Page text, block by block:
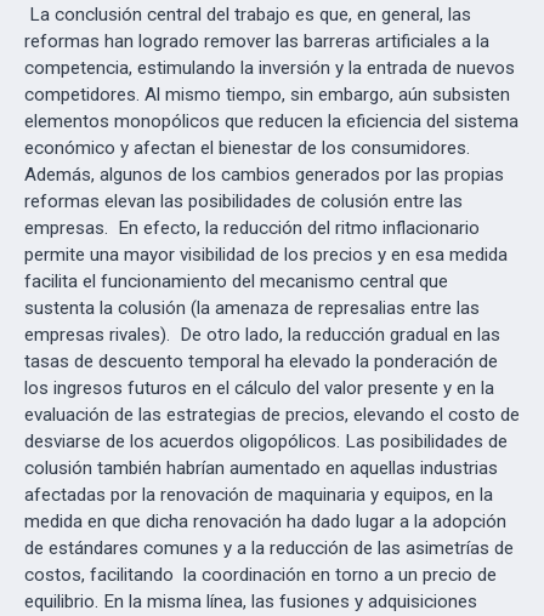
La conclusión central del trabajo es que, en general, las
reformas han logrado remover las barreras artificiales a la
competencia, estimulando la inversión y la entrada de nuevos
competidores. Al mismo tiempo, sin embargo, aún subsisten
elementos monopólicos que reducen la eficiencia del sistema
económico y afectan el bienestar de los consumidores.
Además, algunos de los cambios generados por las propias
reformas elevan las posibilidades de colusión entre las
empresas. En efecto, la reducción del ritmo inflacionario
permite una mayor visibilidad de los precios y en esa medida
facilita el funcionamiento del mecanismo central que
sustenta la colusión (la amenaza de represalias entre las
empresas rivales). De otro lado, la reducción gradual en las
tasas de descuento temporal ha elevado la ponderación de
los ingresos futuros en el cálculo del valor presente y en la
evaluación de las estrategias de precios, elevando el costo de
desviarse de los acuerdos oligopólicos. Las posibilidades de
colusión también habrían aumentado en aquellas industrias
afectadas por la renovación de maquinaria y equipos, en la
medida en que dicha renovación ha dado lugar a la adopción
de estándares comunes y a la reducción de las asimetrías de
costos, facilitando la coordinación en torno a un precio de
equilibrio. En la misma línea, las fusiones y adquisiciones